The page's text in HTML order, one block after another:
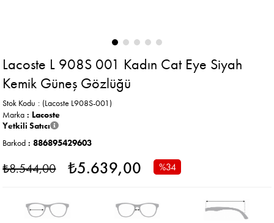
Lacoste L 908S 001 Kadın Cat Eye Siyah
Kemik Güneş Gözlüğü
(Lacoste L908S-001)
Stok Kodu
Marka : Lacoste
Yetkili Satıcı
Barkod : 886895429603
₺8.544,00 ₺5.639,00 %34